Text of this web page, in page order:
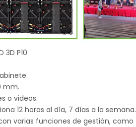
P10
mm.
o videos.
12 horas al día, 7 días a la semana.
varias funciones de gestión, como